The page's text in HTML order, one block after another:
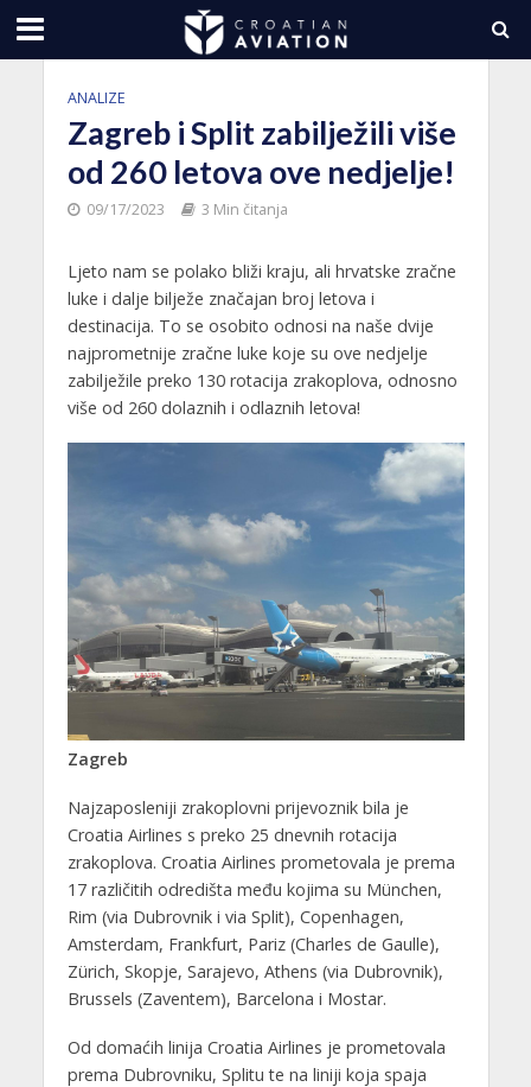
ANALIZE
Zagreb i Split zabilježili više
od 260 letova ove nedjelje!
09/17/2023 3 Min čitanja
Ljeto nam se polako bliži kraju, ali hrvatske zračne
luke i dalje bilježe značajan broj letova i
destinacija. To se osobito odnosi na naše dvije
najprometnije zračne luke koje su ove nedjelje
zabilježile preko 130 rotacija zrakoplova, odnosno
više od 260 dolaznih i odlaznih letova!
Zagreb
Najzaposleniji zrakoplovni prijevoznik bila je
Croatia Airlines s preko 25 dnevnih rotacija
zrakoplova. Croatia Airlines prometovala je prema
17 različitih odredišta među kojima su München,
Rim (via Dubrovnik i via Split), Copenhagen,
Amsterdam, Frankfurt, Pariz (Charles de Gaulle),
Zürich, Skopje, Sarajevo, Athens (via Dubrovnik),
Brussels (Zaventem), Barcelona i Mostar.
Od domaćih linija Croatia Airlines je prometovala
prema Dubrovniku, Splitu te na liniji koja spaja